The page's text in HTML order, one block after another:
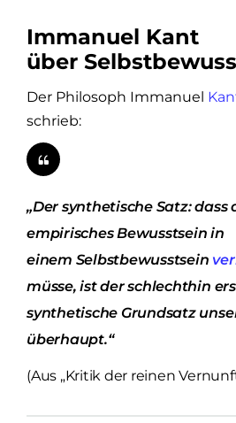
Immanuel Kant
über
Der Philosoph Immanuel
schrieb:
„Der synthetische Satz: dass
empirisches Bewusstsein in
einem Selbstbewusstsein
müsse, ist der schlechthin
synthetische Grundsatz
überhaupt.“
(Aus „Kritik der reinen